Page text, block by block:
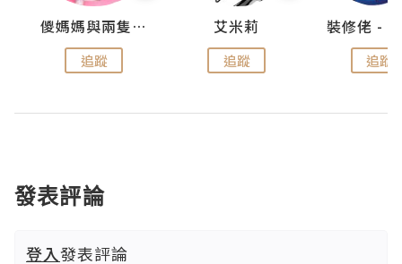
儍媽媽與兩隻小魔怪之家
追蹤
艾米莉
追蹤 追蹤
發表評論
登入發表評論